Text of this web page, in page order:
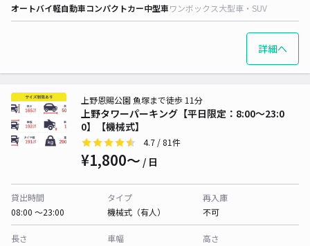
オートバイ軽自動車コンパクトカー中型車ワンボックス大型車・SUV
詳細へ
上野タワーパーキング【平日限定：8:00～23:0
0】【機械式】
上野恩賜公園 魚塚まで徒歩 11分
4.7 / 81件
¥1,800〜 / 日
貸出時間
08:00 〜23:00
タイプ
機械式（有人）
再入庫
不可
長さ
車幅
高さ